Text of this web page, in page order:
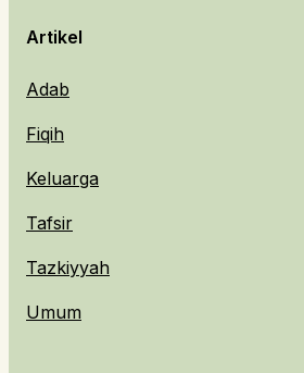
Artikel
Adab
Fiqih
Keluarga
Tafsir
Tazkiyyah
Umum